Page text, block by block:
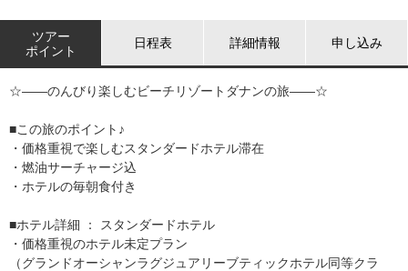
ツアー
ポイント
日程表 詳細情報 申し込み
☆――のんびり楽しむビーチリゾートダナンの旅――☆
■この旅のポイント♪
・価格重視で楽しむスタンダードホテル滞在
・燃油サーチャージ込
・ホテルの毎朝食付き
■ホテル詳細 ： スタンダードホテル
・価格重視のホテル未定プラン
（グランドオーシャンラグジュアリーブティックホテル同等クラ